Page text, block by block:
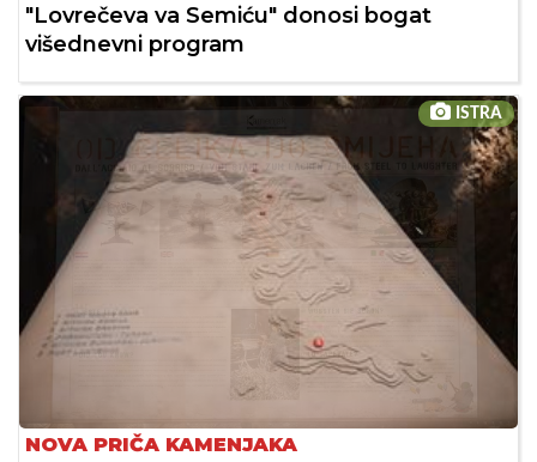
"Lovrečeva va Semiću" donosi bogat
višednevni program
ISTRA
NOVA PRIČA KAMENJAKA